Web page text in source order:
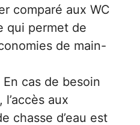
comparé aux WC
qui permet de
de main-
En cas de besoin
l’accès aux
chasse d’eau est